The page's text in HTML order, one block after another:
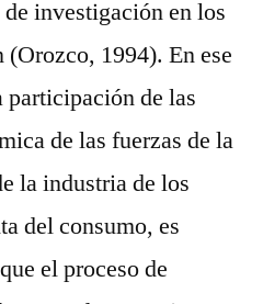
investigación en los
1994). En ese
participación de las
de las fuerzas de la
la industria de los
del consumo, es
el proceso de